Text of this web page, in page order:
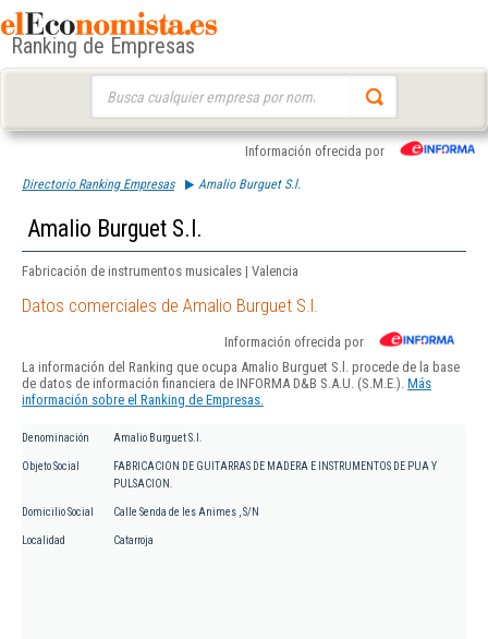
Ranking de Empresas
Información ofrecida por
Directorio Ranking Empresas Amalio Burguet S.l.
Amalio Burguet S.l.
Fabricación de instrumentos musicales | Valencia
Datos comerciales de Amalio Burguet S.l.
Información ofrecida por
La información del Ranking que ocupa Amalio Burguet S.l. procede de la base
de datos de información financiera de INFORMA D&B S.A.U. (S.M.E.). Más
información sobre el Ranking de Empresas.
Denominación Amalio Burguet S.l.
Objeto Social
FABRICACION DE GUITARRAS DE MADERA E INSTRUMENTOS DE PUA Y
PULSACION.
Domicilio Social Calle Senda de les Animes , S/N
Localidad Catarroja